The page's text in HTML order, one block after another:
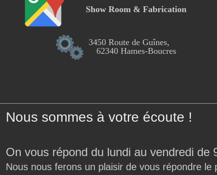
Show Room & Fabrication
3450 Route de Guînes,
62340 Hames-Boucres
Nous sommes à votre écoute !
On vous répond du lundi au vendredi
Nous nous ferons un plaisir de vous répondre le